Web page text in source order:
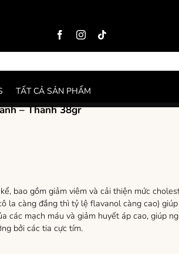
TẤT CẢ SẢN PHẨM
– Thanh 38gr
bao gồm giảm viêm và cải thiện mức
la càng đắng thì tỷ lệ flavanol càng cao)
các mạch máu và giảm huyết áp cao, giúp
bởi các tia cực tím.